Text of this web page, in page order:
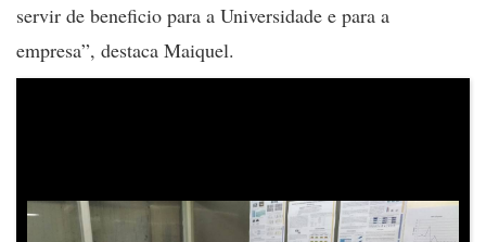
servir de beneficio para a Universidade e para a
empresa”, destaca Maiquel.